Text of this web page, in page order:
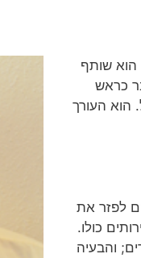
הוא שותף
כראש
הוא העורך
לפזר את
כולו.
והבעיה